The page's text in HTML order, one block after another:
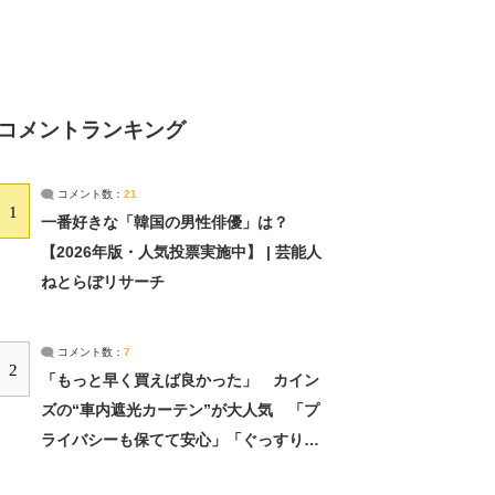
メントランキング
1
コメント数： 21
一番好きな「韓国の男性俳優」は？
【2026年版・人気投票実施中】 | 芸能人
ねとらぼリサーチ
2
コメント数： 7
「もっと早く買えば良かった」 カイン
ズの“車内遮光カーテン”が大人気 「プ
ライバシーも保てて安心」「ぐっすり眠